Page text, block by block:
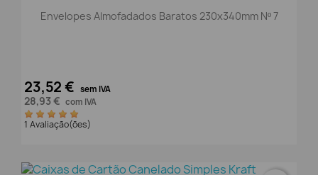
Envelopes Almofadados Baratos 230x340mm Nº 7
23,52 € sem IVA
28,93 € com IVA
1 Avaliação(ões)